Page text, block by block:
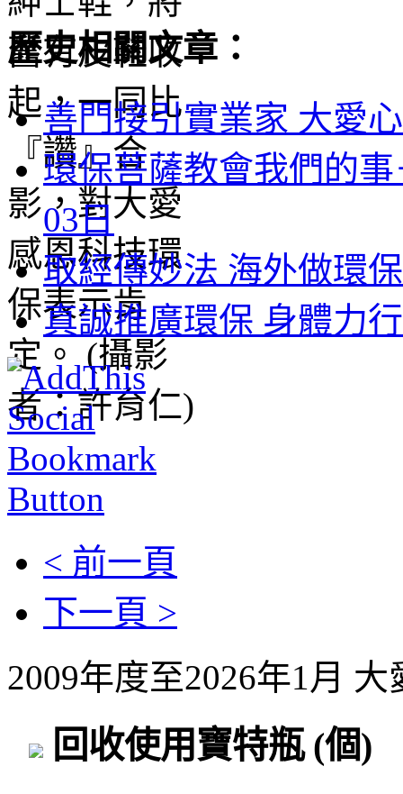
歷史相關文章：
善門接引實業家 大愛
環保菩薩教會我們的
03日
取經傳妙法 海外做環
真誠推廣環保 身體力
< 前一頁
下一頁 >
2009年度至2026年1月
回收使用寶特瓶 (個)